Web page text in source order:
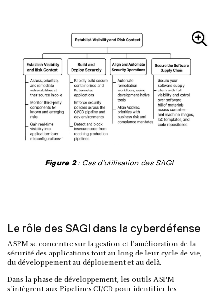
Figure 2: Cas d'utilisation des SAGI
Le rôle des SAGI dans la cyberdéfense
ASPM se concentre sur la gestion et l'amélioration de la
sécurité des applications tout au long de leur cycle de vie,
du développement au déploiement et au-delà.
Dans la phase de développement, les outils ASPM
s'intègrent aux Pipelines CI/CD pour identifier les